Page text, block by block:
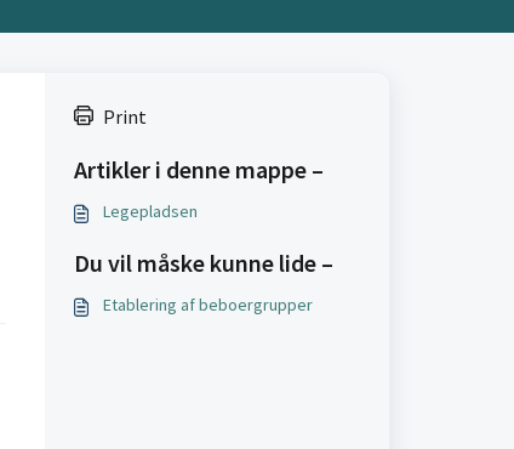
Print
Artikler i denne mappe –
Legepladsen
Du vil måske kunne lide –
Etablering af beboergrupper